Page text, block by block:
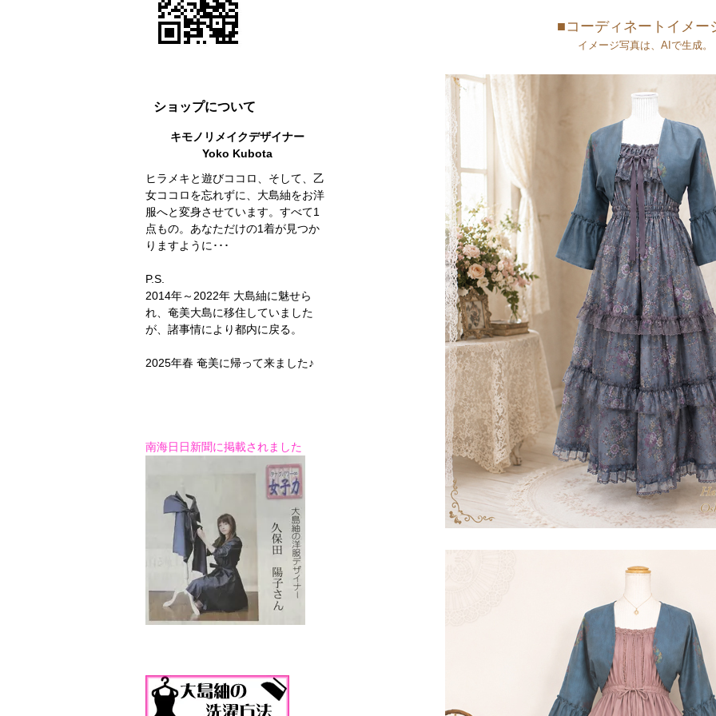
■コーディネートイメー
イメージ写真は、AIで生成。
ショップについて
キモノリメイクデザイナー
Yoko Kubota
ヒラメキと遊びココロ、そして、乙
女ココロを忘れずに、大島紬をお洋
服へと変身させています。すべて1
点もの。あなただけの1着が見つか
りますように･･･
P.S.
2014年～2022年 大島紬に魅せら
れ、奄美大島に移住していました
が、諸事情により都内に戻る。
2025年春 奄美に帰って来ました♪
南海日日新聞に掲載されました